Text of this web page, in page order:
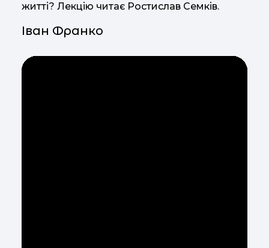
житті? Лекцію читає Ростислав Семків.
Іван Франко